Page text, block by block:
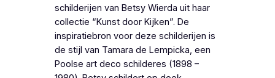
schilderijen van Betsy Wierda uit haar
collectie “Kunst door Kijken”. De
inspiratiebron voor deze schilderijen is
de stijl van Tamara de Lempicka, een
Poolse art deco schilderes (1898 –